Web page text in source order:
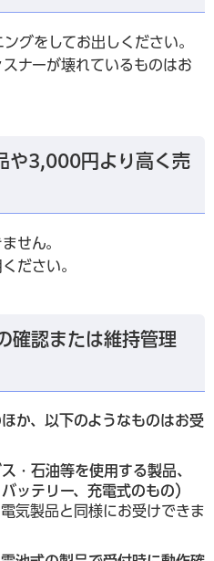
グをしてお出しください。
ナーが壊れているものはお
や3,000円より高く売
せん。
ださい。
確認または維持管理
か、以下のようなものはお受
・石油等を使用する製品、
ッテリー、充電式のもの）
気製品と同様にお受けできま